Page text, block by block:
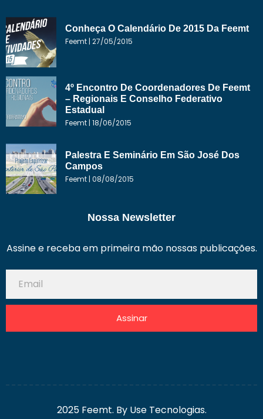
Conheça O Calendário De 2015 Da Feemt
Feemt 27/05/2015
4º Encontro De Coordenadores De Feemt
– Regionais E Conselho Federativo
Estadual
Feemt 18/06/2015
Palestra E Seminário Em São José Dos
Campos
Feemt 08/08/2015
Nossa Newsletter
Assine e receba em primeira mão nossas publicações.
Assinar
2025 Feemt. By Use Tecnologias.